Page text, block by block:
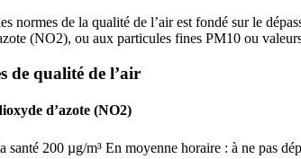
normes de la qualité de l’air est fondé sur le
(NO2), ou aux particules fines PM10 ou
de qualité de l’air
d’azote (NO2)
santé 200 µg/m³ En moyenne horaire : à ne pas